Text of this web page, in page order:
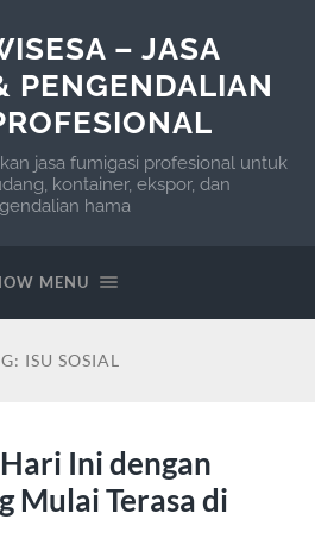
– JASA
PENGENDALIAN
jasa fumigasi profesional untuk
kontainer, ekspor, dan
hama
MENU
ISU SOSIAL
Ini dengan
Mulai Terasa di